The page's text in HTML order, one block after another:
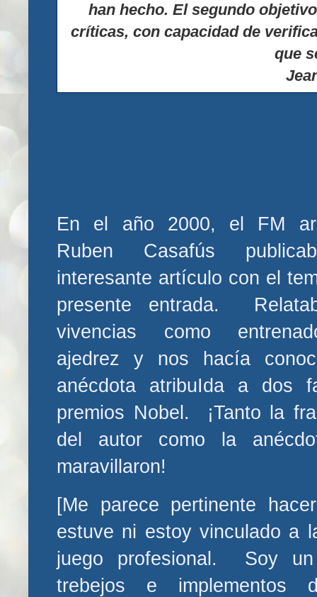
han hecho. El segundo
críticas, con capacidad de
que
En el año 2000, el FM
Ruben Casafús
interesante artículo con el
presente entrada.
vivencias como
ajedrez y nos hacía
anécdota atribuIda a dos
premios Nobel. ¡Tanto la
del autor como la
maravillaron!
[Me parece pertinente
estuve ni estoy vinculado a
juego profesional. Soy
trebejos e implementos